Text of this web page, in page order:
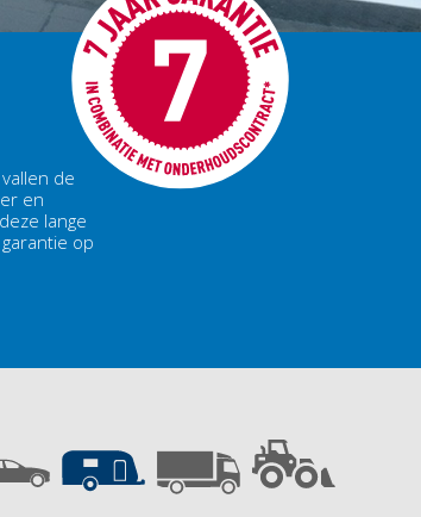
de
en
lange
op